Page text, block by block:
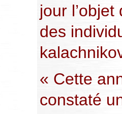
jour
des
« Cette
constaté